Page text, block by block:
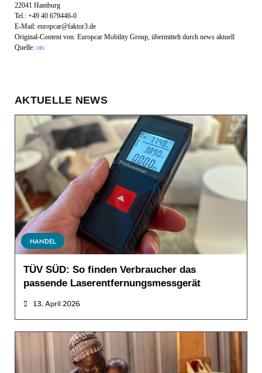
22041 Hamburg
Tel.: +49 40 679446-0
E-Mail: europcar@faktor3.de
Original-Content von: Europcar Mobility Group, übermittelt durch news aktuell
Quelle: ots
AKTUELLE NEWS
HANDEL
TÜV SÜD: So finden Verbraucher das
passende Laserentfernungsmessgerät
13. April 2026